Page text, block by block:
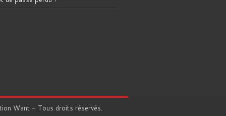
Want - Tous droits réservés.